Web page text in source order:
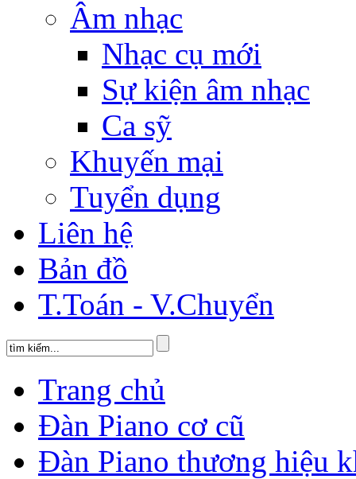
Âm nhạc
Nhạc cụ mới
Sự kiện âm nhạc
Ca sỹ
Khuyến mại
Tuyển dụng
Liên hệ
Bản đồ
T.Toán - V.Chuyển
Trang chủ
Đàn Piano cơ cũ
Đàn Piano thương hiệu